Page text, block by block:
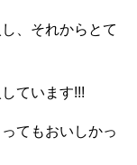
、それからとて
ています!!!
てもおいしかっ